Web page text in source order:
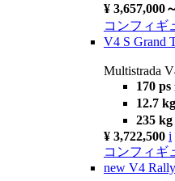
¥ 3,657,000
コンフィギ
V4 S Grand
Multistrada
170 ps
12.7
235 kg
¥ 3,722,500 i
コンフィギ
new V4 Rally